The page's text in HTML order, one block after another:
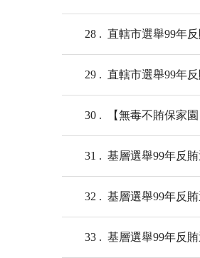
28 直轄市選舉99年
29 直轄市選舉99年
30 【無毒不賄保家
31 基層選舉99年反
32 基層選舉99年反
33 基層選舉99年反